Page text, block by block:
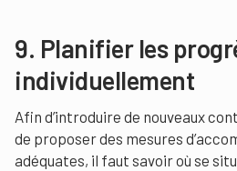
9. Planifier les
individuellement
Afin d’introduire de nouveaux
de proposer des mesures
adéquates, il faut savoir où se